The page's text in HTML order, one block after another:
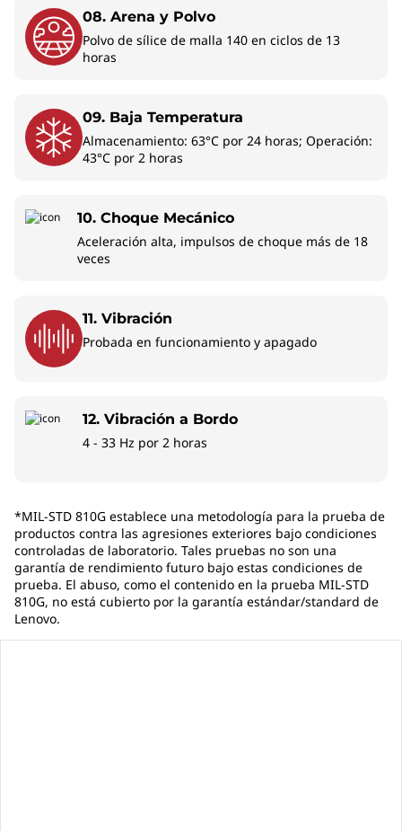
08. Arena y Polvo
Polvo de sílice de malla 140 en ciclos de 13
horas
09. Baja Temperatura
Almacenamiento: 63°C por 24 horas; Operación:
43°C por 2 horas
10. Choque Mecánico
Aceleración alta, impulsos de choque más de 18
veces
11. Vibración
Probada en funcionamiento y apagado
12. Vibración a Bordo
4 - 33 Hz por 2 horas
*MIL-STD 810G establece una metodología para la prueba de
productos contra las agresiones exteriores bajo condiciones
controladas de laboratorio. Tales pruebas no son una
garantía de rendimiento futuro bajo estas condiciones de
prueba. El abuso, como el contenido en la prueba MIL-STD
810G, no está cubierto por la garantía estándar/standard de
Lenovo.